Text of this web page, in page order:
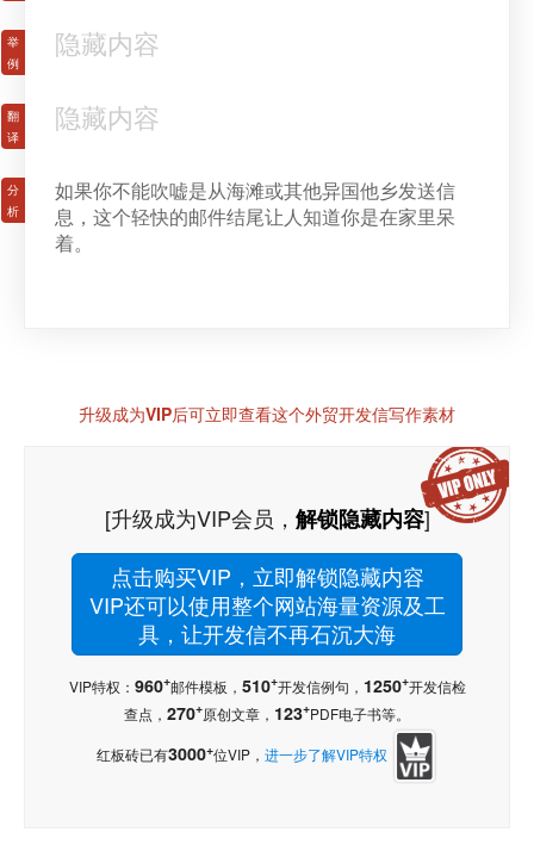
隐藏内容
隐藏内容
如果你不能吹嘘是从海滩或其他异国他乡发送信
息，这个轻快的邮件结尾让人知道你是在家里呆
着。
升级成为VIP后可立即查看这个外贸开发信写作素材
[升级成为VIP会员， 解锁隐藏内容]
点击购买VIP，立即解锁隐藏内容
VIP还可以使用整个网站海量资源及工
具，让开发信不再石沉大海
VIP特权： 960+邮件模板， 510+开发信例句， 1250+开发信检
查点， 270+原创文章， 123+PDF电子书等。
红板砖已有3000+位VIP， 进一步了解VIP特权